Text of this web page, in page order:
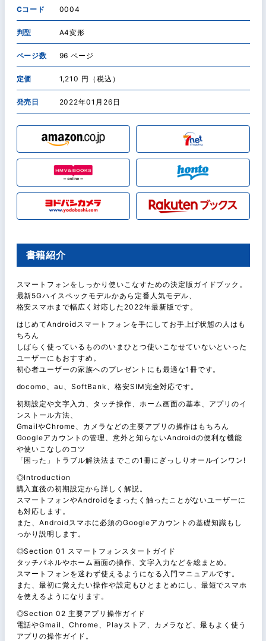
Cコード 0004
判型 A4変形
ページ数 96 ページ
定価 1,210 円（税込）
発売日 2022年01月26日
書籍紹介
スマートフォンをしっかり使いこなすための決定版ガイドブック。
最新5Gハイスペックモデルかあら定番人気モデル、
格安スマホまで幅広く対応した2022年最新版です。
はじめてAndroidスマートフォンを手にしてお手上げ状態の人はも
ちろん
しばらく使っているもののいまひとつ使いこなせていないといった
ユーザーにもおすすめ。
初心者ユーザーの家族へのプレゼントにも最適な1冊です。
docomo、au、SoftBank、格安SIM完全対応です。
初期設定や文字入力、タッチ操作、ホーム画面の基本、アプリのイ
ンストール方法、
GmailやChrome、カメラなどの主要アプリの操作はもちろん
Googleアカウントの管理、意外と知らないAndroidの便利な機能
や使いこなしのコツ
「困った」トラブル解決法までこの1冊にぎっしりオールインワン!
◎Introduction
購入直後の初期設定から詳しく解説。
スマートフォンやAndroidをまったく触ったことがないユーザーに
も対応します。
また、Androidスマホに必須のGoogleアカウントの基礎知識もし
っかり説明します。
◎Section 01 スマートフォンスタートガイド
タッチパネルやホーム画面の操作、文字入力などを総まとめ。
スマートフォンを迷わず使えるようになる入門マニュアルです。
また、最初に覚えたい操作や設定もひとまとめにし、最短でスマホ
を使えるようになります。
◎Section 02 主要アプリ操作ガイド
電話やGmail、Chrome、Playストア、カメラなど、最もよく使う
アプリの操作ガイド。